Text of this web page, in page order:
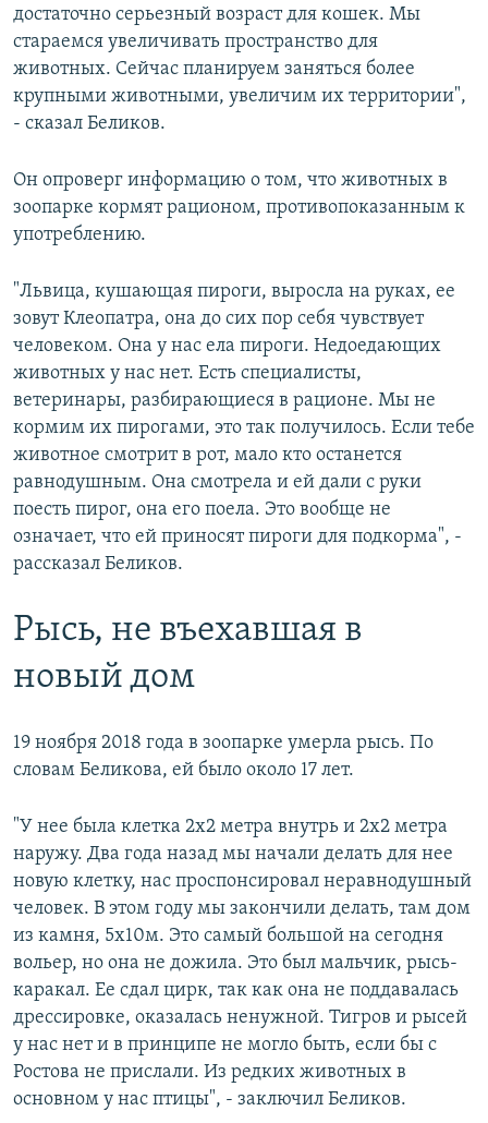
достаточно серьезный возраст для кошек. Мы
стараемся увеличивать пространство для
животных. Сейчас планируем заняться более
крупными животными, увеличим их территории",
- сказал Беликов.
Он опроверг информацию о том, что животных в
зоопарке кормят рационом, противопоказанным к
употреблению.
"Львица, кушающая пироги, выросла на руках, ее
зовут Клеопатра, она до сих пор себя чувствует
человеком. Она у нас ела пироги. Недоедающих
животных у нас нет. Есть специалисты,
ветеринары, разбирающиеся в рационе. Мы не
кормим их пирогами, это так получилось. Если тебе
животное смотрит в рот, мало кто останется
равнодушным. Она смотрела и ей дали с руки
поесть пирог, она его поела. Это вообще не
означает, что ей приносят пироги для подкорма", -
рассказал Беликов.
Рысь, не въехавшая в
новый дом
19 ноября 2018 года в зоопарке умерла рысь. По
словам Беликова, ей было около 17 лет.
"У нее была клетка 2х2 метра внутрь и 2х2 метра
наружу. Два года назад мы начали делать для нее
новую клетку, нас проспонсировал неравнодушный
человек. В этом году мы закончили делать, там дом
из камня, 5х10м. Это самый большой на сегодня
вольер, но она не дожила. Это был мальчик, рысь-
каракал. Ее сдал цирк, так как она не поддавалась
дрессировке, оказалась ненужной. Тигров и рысей
у нас нет и в принципе не могло быть, если бы с
Ростова не прислали. Из редких животных в
основном у нас птицы", - заключил Беликов.